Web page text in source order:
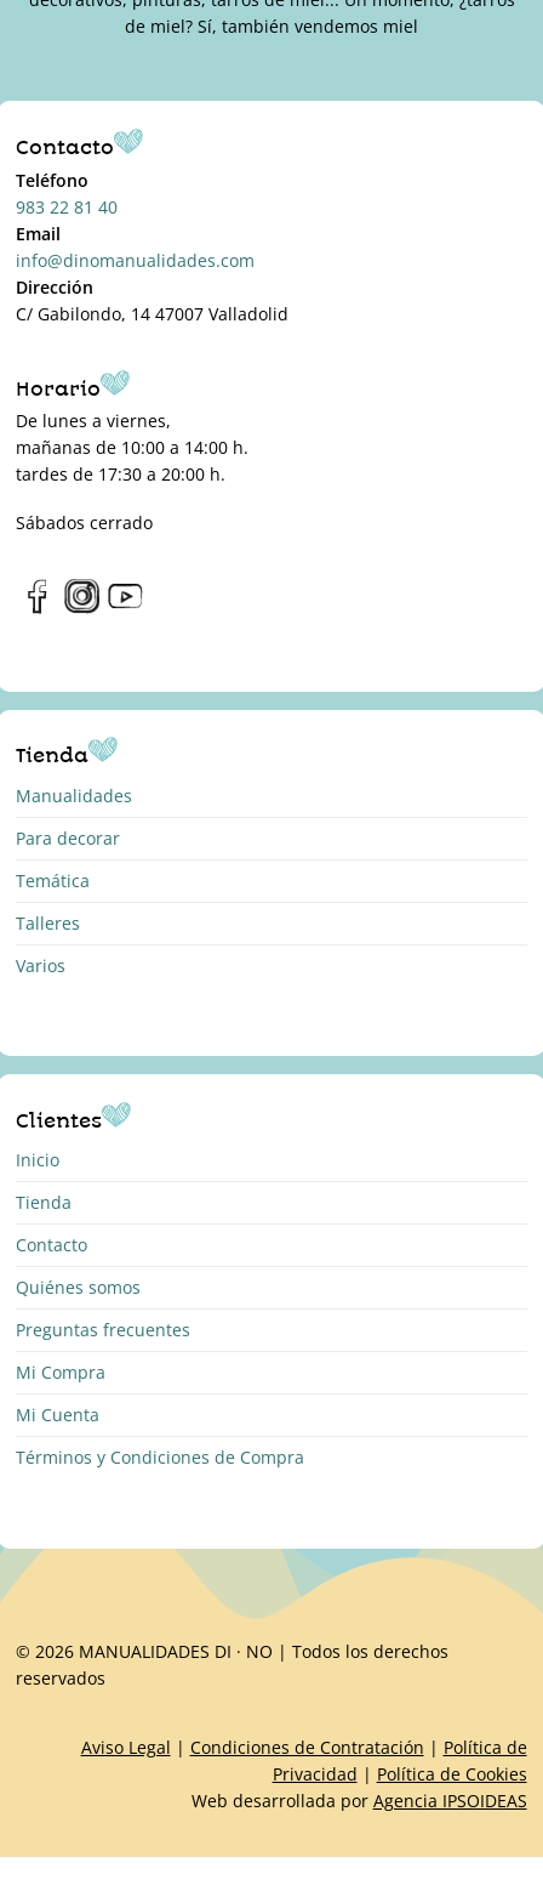
de miel? Sí, también vendemos miel
Contacto
Teléfono
983 22 81 40
Email
info@dinomanualidades.com
Dirección
C/ Gabilondo, 14 47007 Valladolid
Horario
De lunes a viernes,
mañanas de 10:00 a 14:00 h.
tardes de 17:30 a 20:00 h.
Sábados cerrado
Tienda
Manualidades
Para decorar
Temática
Talleres
Varios
Clientes
Inicio
Tienda
Contacto
Quiénes somos
Preguntas frecuentes
Mi Compra
Mi Cuenta
Términos y Condiciones de Compra
© 2026 MANUALIDADES DI · NO | Todos los derechos
reservados
Aviso Legal | Condiciones de Contratación | Política de
Privacidad | Política de Cookies
Web desarrollada por Agencia IPSOIDEAS